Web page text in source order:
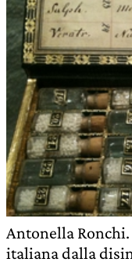
Antonella
italiana dalla